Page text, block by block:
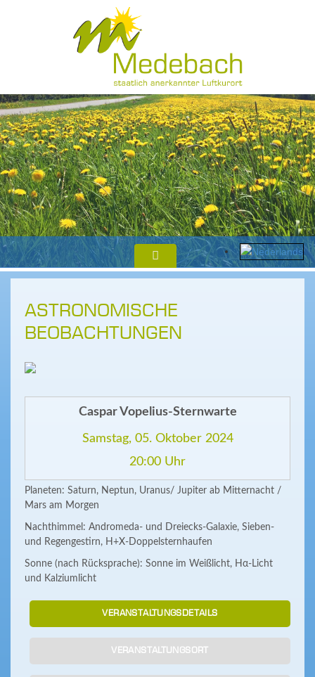
ASTRONOMISCHE
BEOBACHTUNGEN
Caspar Vopelius-Sternwarte
Samstag, 05. Oktober 2024
20:00 Uhr
Planeten: Saturn, Neptun, Uranus/ Jupiter ab Mitternacht /
Mars am Morgen
Nachthimmel: Andromeda- und Dreiecks-Galaxie, Sieben-
und Regengestirn, H+X-Doppelsternhaufen
Sonne (nach Rücksprache): Sonne im Weißlicht, Hα-Licht
und Kalziumlicht
VERANSTALTUNGSDETAILS
VERANSTALTUNGSORT